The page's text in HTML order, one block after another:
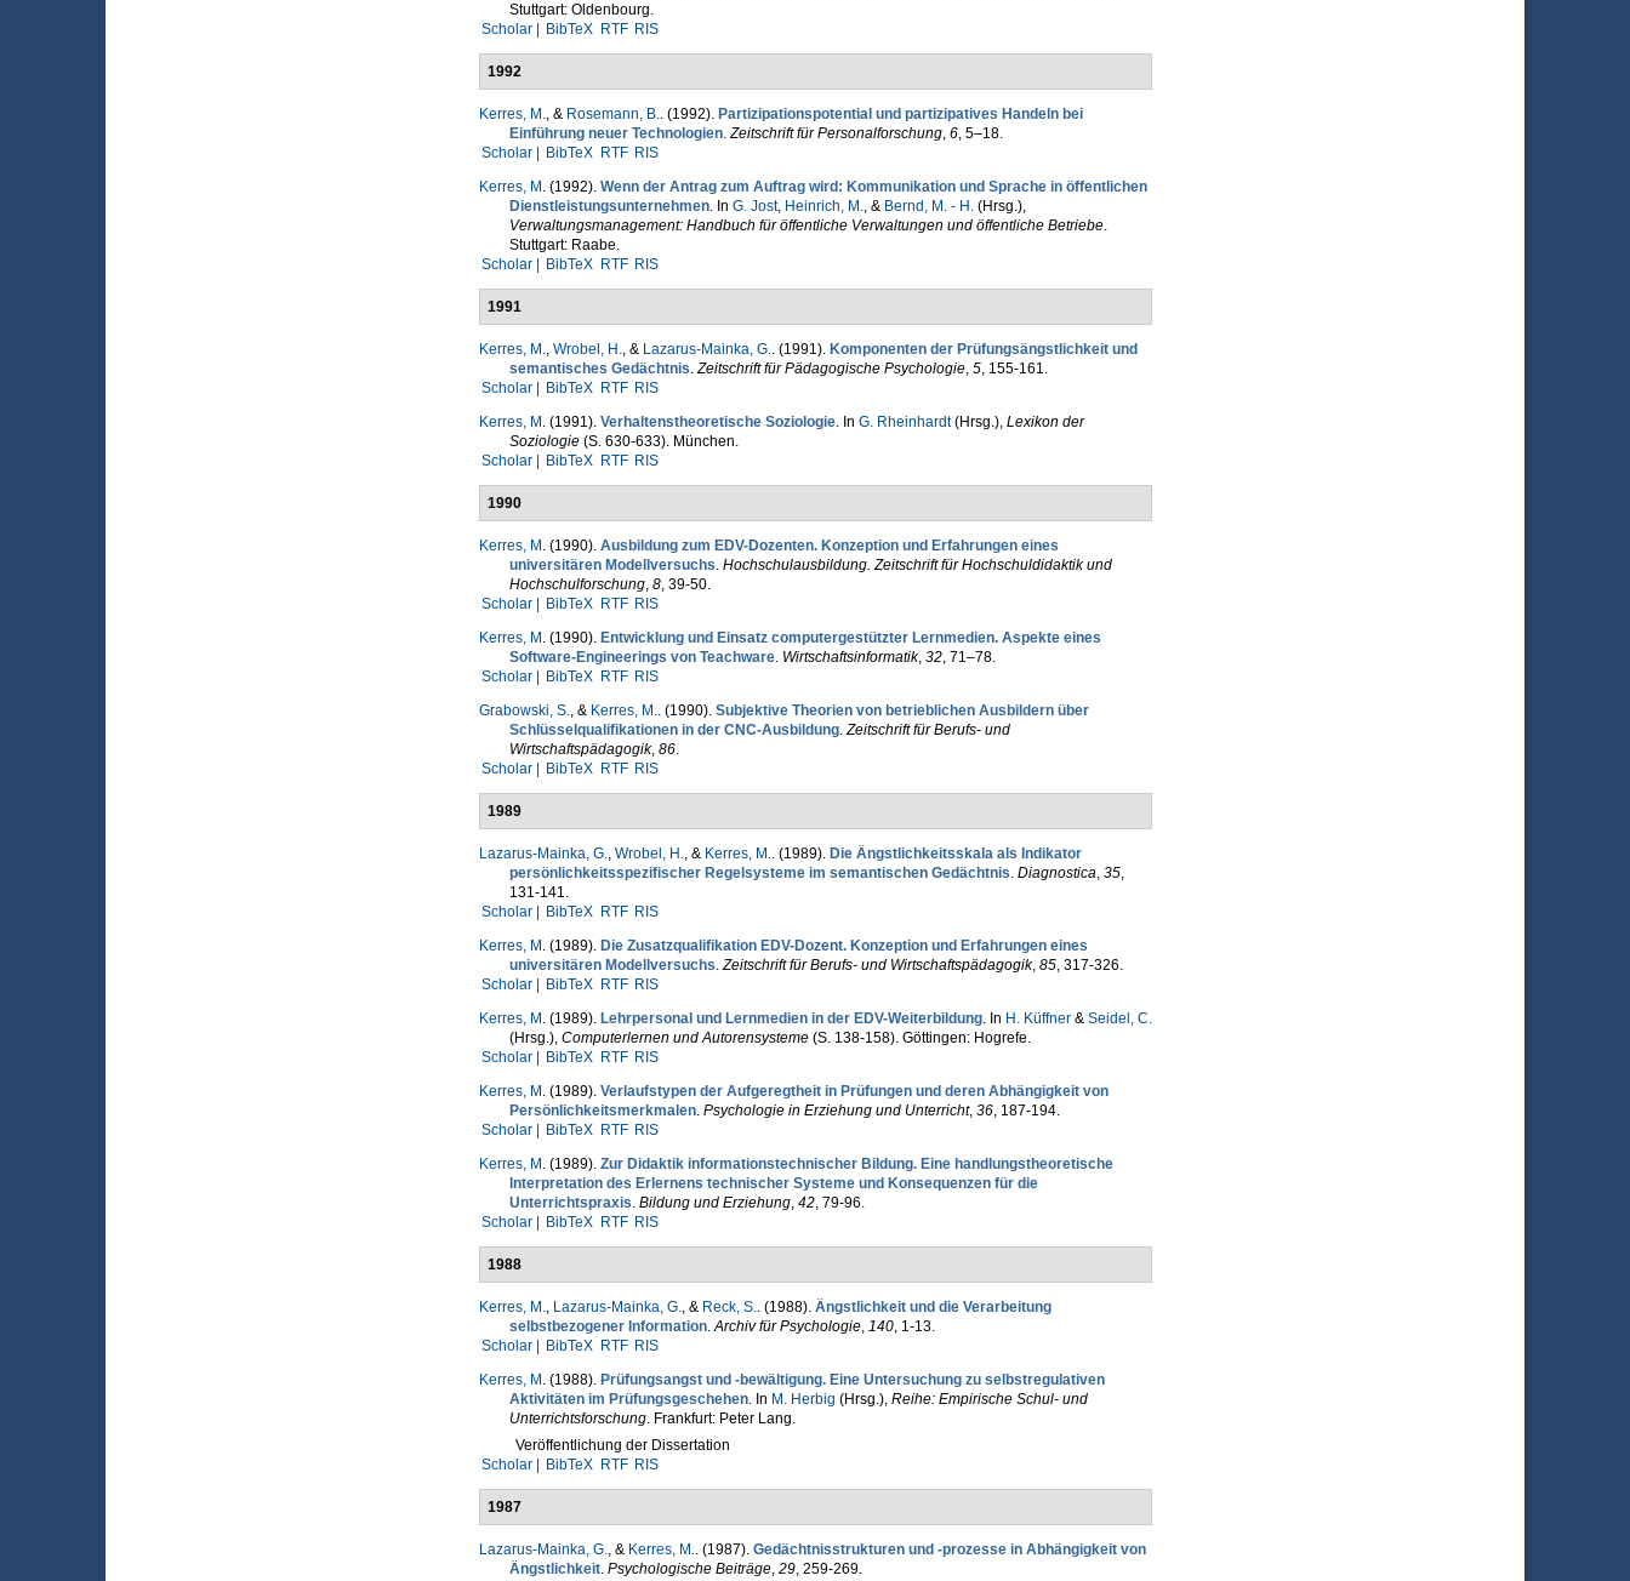
Stuttgart: Oldenbourg.
Scholar |
BibTeX RTF RIS
1992
Kerres, M., & Rosemann, B.. (1992). Partizipationspotential und partizipatives Handeln bei
Einführung neuer Tech­nologien.Zeitschrift für Per­sonal­for­schung, 6, 5–18.
Scholar |
BibTeX RTF RIS
Kerres, M . (1992). Wenn der Antrag zum Auftrag wird: Kommunikation und Sprache in öffentlichen
Dienstleistungsunternehmen. In G. Jost, Heinrich, M., & Bernd, M. - H.(Hrsg.),
Verwaltungsmanagement: Handbuch für öffentliche Verwaltungen und öffentliche Betriebe.
Stuttgart: Raabe.
Scholar |
BibTeX RTF RIS
1991
Kerres, M., Wrobel, H., & Lazarus-Mainka, G.. (1991). Kompo­nenten der Prüfungsängstlichkeit und
semantisches Ge­dächtnis.Zeitschrift für Pädagogische Psychologie, 5, 155-161.
Scholar |
BibTeX RTF RIS
Kerres, M . (1991). Verhaltenstheoretische Sozio­logie. In G. Rheinhardt(Hrsg.), Lexikon der
Soziologie(S. 630-633). München.
Scholar |
BibTeX RTF RIS
1990
Kerres, M . (1990). Ausbildung zum EDV-Dozenten. Konzeption und Erfahrungen eines
universitären Modellversuchs. Hochschulausbildung. Zeit­schrift für Hochschuldidaktik und
Hochschulforschung, 8, 39-50.
Scholar |
BibTeX RTF RIS
Kerres, M . (1990). Entwicklung und Einsatz computergestützter Lernmedien. Aspekte eines
Software-Engineerings von Teachware. Wirtschaftsinformatik, 32, 71–78.
Scholar |
BibTeX RTF RIS
Grabowski, S., & Kerres, M.. (1990). Subjektive Theorien von be­trieblichen Ausbil­dern über
Schlüsselqualifikationen in der CNC-Ausbildung.Zeitschrift für Berufs- und
Wirtschaftspädagogik, 86.
Scholar |
BibTeX RTF RIS
1989
Lazarus-Mainka, G., Wrobel, H., & Kerres, M.. (1989). Die Ängstlich­keits­skala als Indikator
persönlichkeitsspezi­fischer Regelsysteme im semantischen Gedächtnis. Diagnostica, 35,
131-141.
Scholar |
BibTeX RTF RIS
Kerres, M . (1989). Die Zusatzqualifikation EDV-Dozent. Konzeption und Erfah­rungen eines
universitären Modellversuchs.Zeitschrift für Berufs- und Wirtschaftspädagogik, 85, 317-326.
Scholar |
BibTeX RTF RIS
Kerres, M . (1989). Lehrpersonal und Lernmedien in der EDV-Weiterbil­dung. In H. Küffner& Seidel, C.
(Hrsg.), Computerlernen und Autorensysteme(S. 138-158). Göttingen: Hogrefe.
Scholar |
BibTeX RTF RIS
Kerres, M . (1989). Verlaufstypen der Aufgeregtheit in Prü­fungen und de­ren Abhän­gig­keit von
Persönlichkeitsmerkmalen. Psychologie in Erziehung und Unterricht, 36, 187-194.
Scholar |
BibTeX RTF RIS
Kerres, M . (1989). Zur Didaktik informationstechnischer Bildung. Eine handlungstheoretische
Interpretation des Erlernens technischer Systeme und Konsequenzen für die
Unterrichtspraxis. Bildung und Erziehung, 42, 79-96.
Scholar |
BibTeX RTF RIS
1988
Kerres, M., Lazarus-Mainka, G., & Reck, S.. (1988). Ängstlichkeit und die Verarbeitung
selbstbezogener Information.Archiv für Psychologie, 140, 1-13.
Scholar |
BibTeX RTF RIS
Kerres, M . (1988). Prüfungsangst und -bewältigung. Eine Un­tersuchung zu selbstregulativen
Aktivitäten im Prüfungsgeschehen. In M. Herbig (Hrsg.), Reihe: Empirische Schul- und
Unterrichtsforschung. Frankfurt: Peter Lang.
Veröffentlichung der Dissertation
Scholar |
BibTeX RTF RIS
1987
Lazarus-Mainka, G., & Kerres, M.. (1987). Gedächtnisstrukturen und -prozesse in Abhängigkeit von
Ängstlichkeit. Psychologische Beiträge, 29, 259-269.